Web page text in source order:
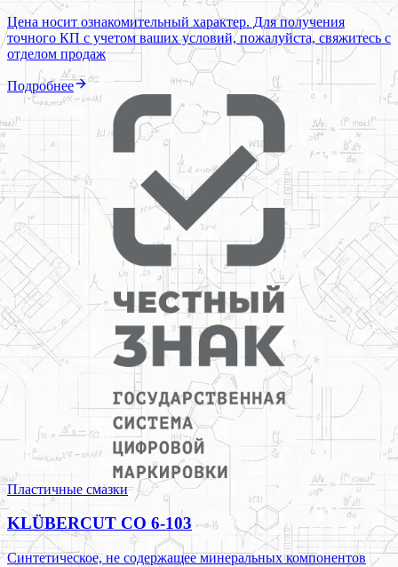
Цена носит ознакомительный характер. Для получения
точного КП с учетом ваших условий, пожалуйста, свяжитесь с
отделом продаж
Подробнее
Пластичные смазки
KLÜBERCUT CO 6-103
Синтетическое, не содержащее минеральных компонентов